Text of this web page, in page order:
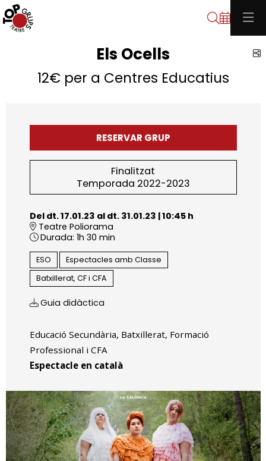
Cerca
Els Ocells
12€ per a Centres Educatius
RESERVAR GRUP
Finalitzat
Temporada 2022-2023
Del dt. 17.01.23 al dt. 31.01.23 |10:45 h
Teatre Poliorama
Durada: 1h 30 min
ESO
Espectacles amb Classe
Batxillerat, CF i CFA
Guia didàctica
Educació Secundària, Batxillerat, Formació
Professional i CFA
Espectacle en català